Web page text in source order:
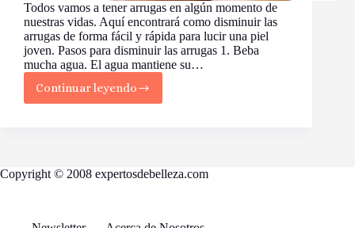
Todos vamos a tener arrugas en algún momento de
nuestras vidas. Aquí encontrará como disminuir las
arrugas de forma fácil y rápida para lucir una piel
joven. Pasos para disminuir las arrugas 1. Beba
mucha agua. El agua mantiene su…
Continuar leyendo
Cómo
Disminuir
Copyright © 2008 expertosdebelleza.com